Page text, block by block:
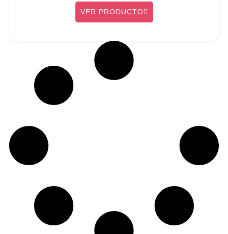
VER PRODUCTO